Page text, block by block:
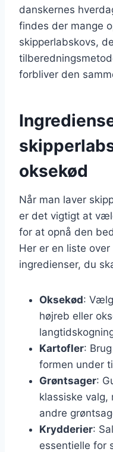
danskernes
findes der mange
skipperlabskovs,
forbliver den
oksekød
Når man laver
er det vigtigt at
for at opnå den
Her er en liste
ingredienser, du
Oksekød:
højreb eller
Kartofler:
formen under
Grøntsager:
klassiske valg,
andre
Krydderier:
essentielle for